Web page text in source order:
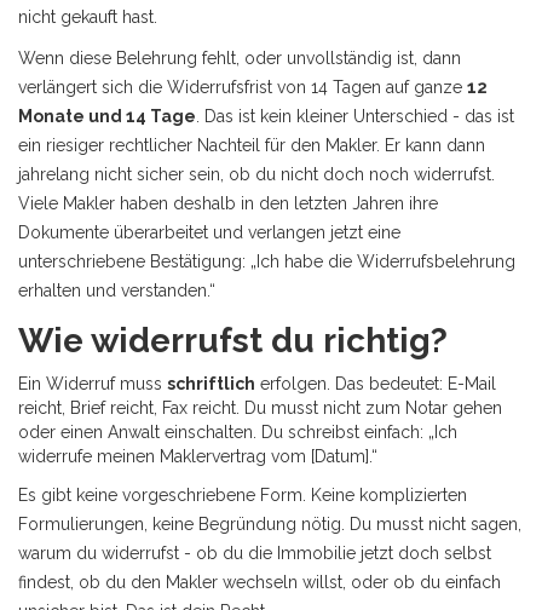
nicht gekauft hast.
Wenn diese Belehrung fehlt, oder unvollständig ist, dann
verlängert sich die Widerrufsfrist von 14 Tagen auf ganze 12
Monate und 14 Tage . Das ist kein kleiner Unterschied - das ist
ein riesiger rechtlicher Nachteil für den Makler. Er kann dann
jahrelang nicht sicher sein, ob du nicht doch noch widerrufst.
Viele Makler haben deshalb in den letzten Jahren ihre
Dokumente überarbeitet und verlangen jetzt eine
unterschriebene Bestätigung: „Ich habe die Widerrufsbelehrung
erhalten und verstanden.“
Wie widerrufst du richtig?
Ein Widerruf muss schriftlich erfolgen. Das bedeutet: E-Mail
reicht, Brief reicht, Fax reicht. Du musst nicht zum Notar gehen
oder einen Anwalt einschalten. Du schreibst einfach: „Ich
widerrufe meinen Maklervertrag vom [Datum].“
Es gibt keine vorgeschriebene Form. Keine komplizierten
Formulierungen, keine Begründung nötig. Du musst nicht sagen,
warum du widerrufst - ob du die Immobilie jetzt doch selbst
findest, ob du den Makler wechseln willst, oder ob du einfach